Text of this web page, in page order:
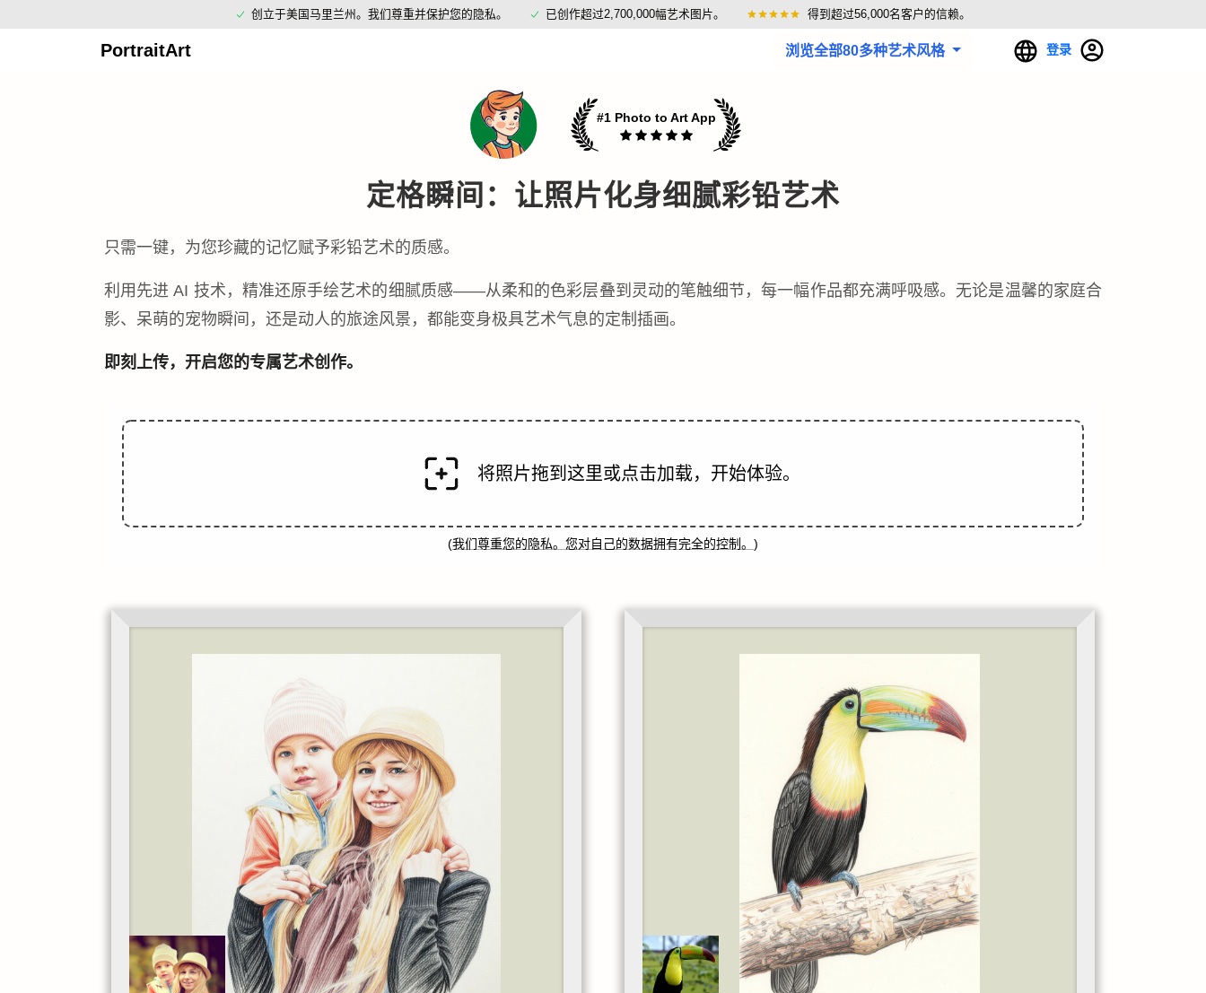
创立于美国马里兰州。 我们尊重并保护您的隐私。 已创作超过2,700,000幅艺术图片。 得到超过56,000名客户的信赖。
PortraitArt 登录
浏览全部80多种艺术风格
#1 Photo to Art App
定格瞬间：让照片化身细腻彩铅艺术
只需一键，为您珍藏的记忆赋予彩铅艺术的质感。
利用先进 AI 技术，精准还原手绘艺术的细腻质感——从柔和的色彩层叠到灵动的笔触细节，每一幅作品都充满呼吸感。无论是温馨的家庭合
影、呆萌的宠物瞬间，还是动人的旅途风景，都能变身极具艺术气息的定制插画。
即刻上传，开启您的专属艺术创作。
将照片拖到这里或点击加载，开始体验。
(我们尊重您的隐私。您对自己的数据拥有完全的控制。 )